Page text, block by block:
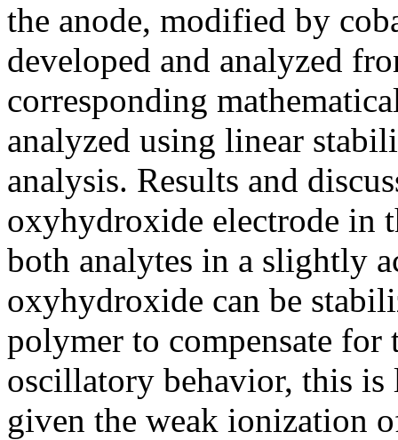
the anode, modified by
developed and analyzed
corresponding
analyzed using linear
analysis. Results and
oxyhydroxide electrode in
both analytes in a slightly
oxyhydroxide can be
polymer to compensate
oscillatory behavior, this is
given the weak ionization